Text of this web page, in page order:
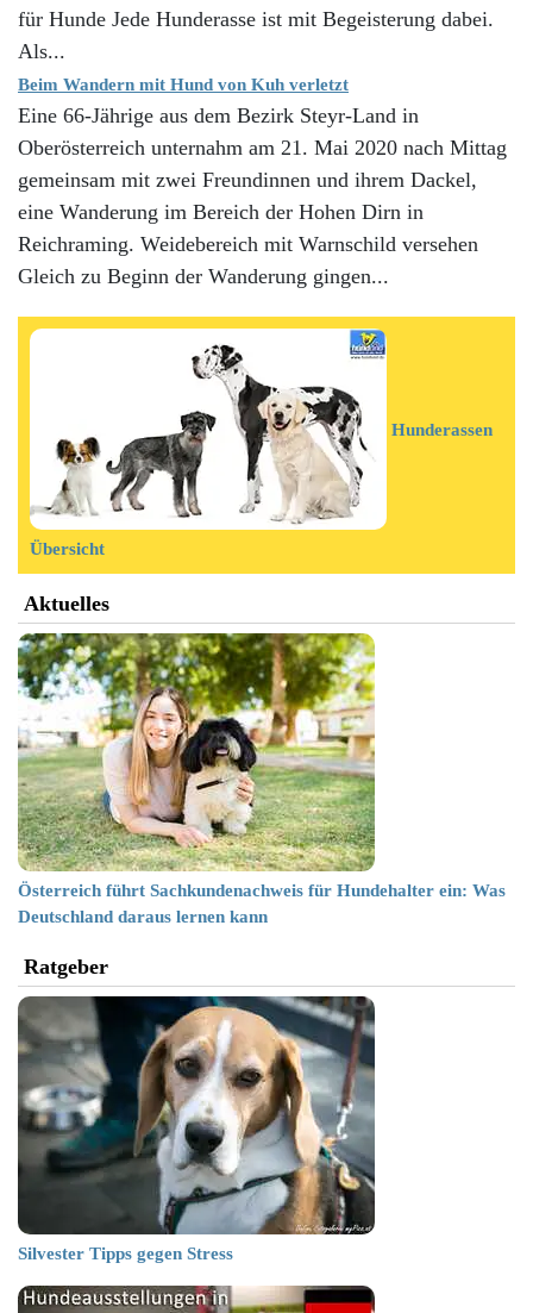
für Hunde Jede Hunderasse ist mit Begeisterung dabei.
Als...
Beim Wandern mit Hund von Kuh verletzt
Eine 66-Jährige aus dem Bezirk Steyr-Land in
Oberösterreich unternahm am 21. Mai 2020 nach Mittag
gemeinsam mit zwei Freundinnen und ihrem Dackel,
eine Wanderung im Bereich der Hohen Dirn in
Reichraming. Weidebereich mit Warnschild versehen
Gleich zu Beginn der Wanderung gingen...
Hunderassen
Übersicht
Aktuelles
Österreich führt Sachkundenachweis für Hundehalter ein: Was
Deutschland daraus lernen kann
Ratgeber
Silvester Tipps gegen Stress